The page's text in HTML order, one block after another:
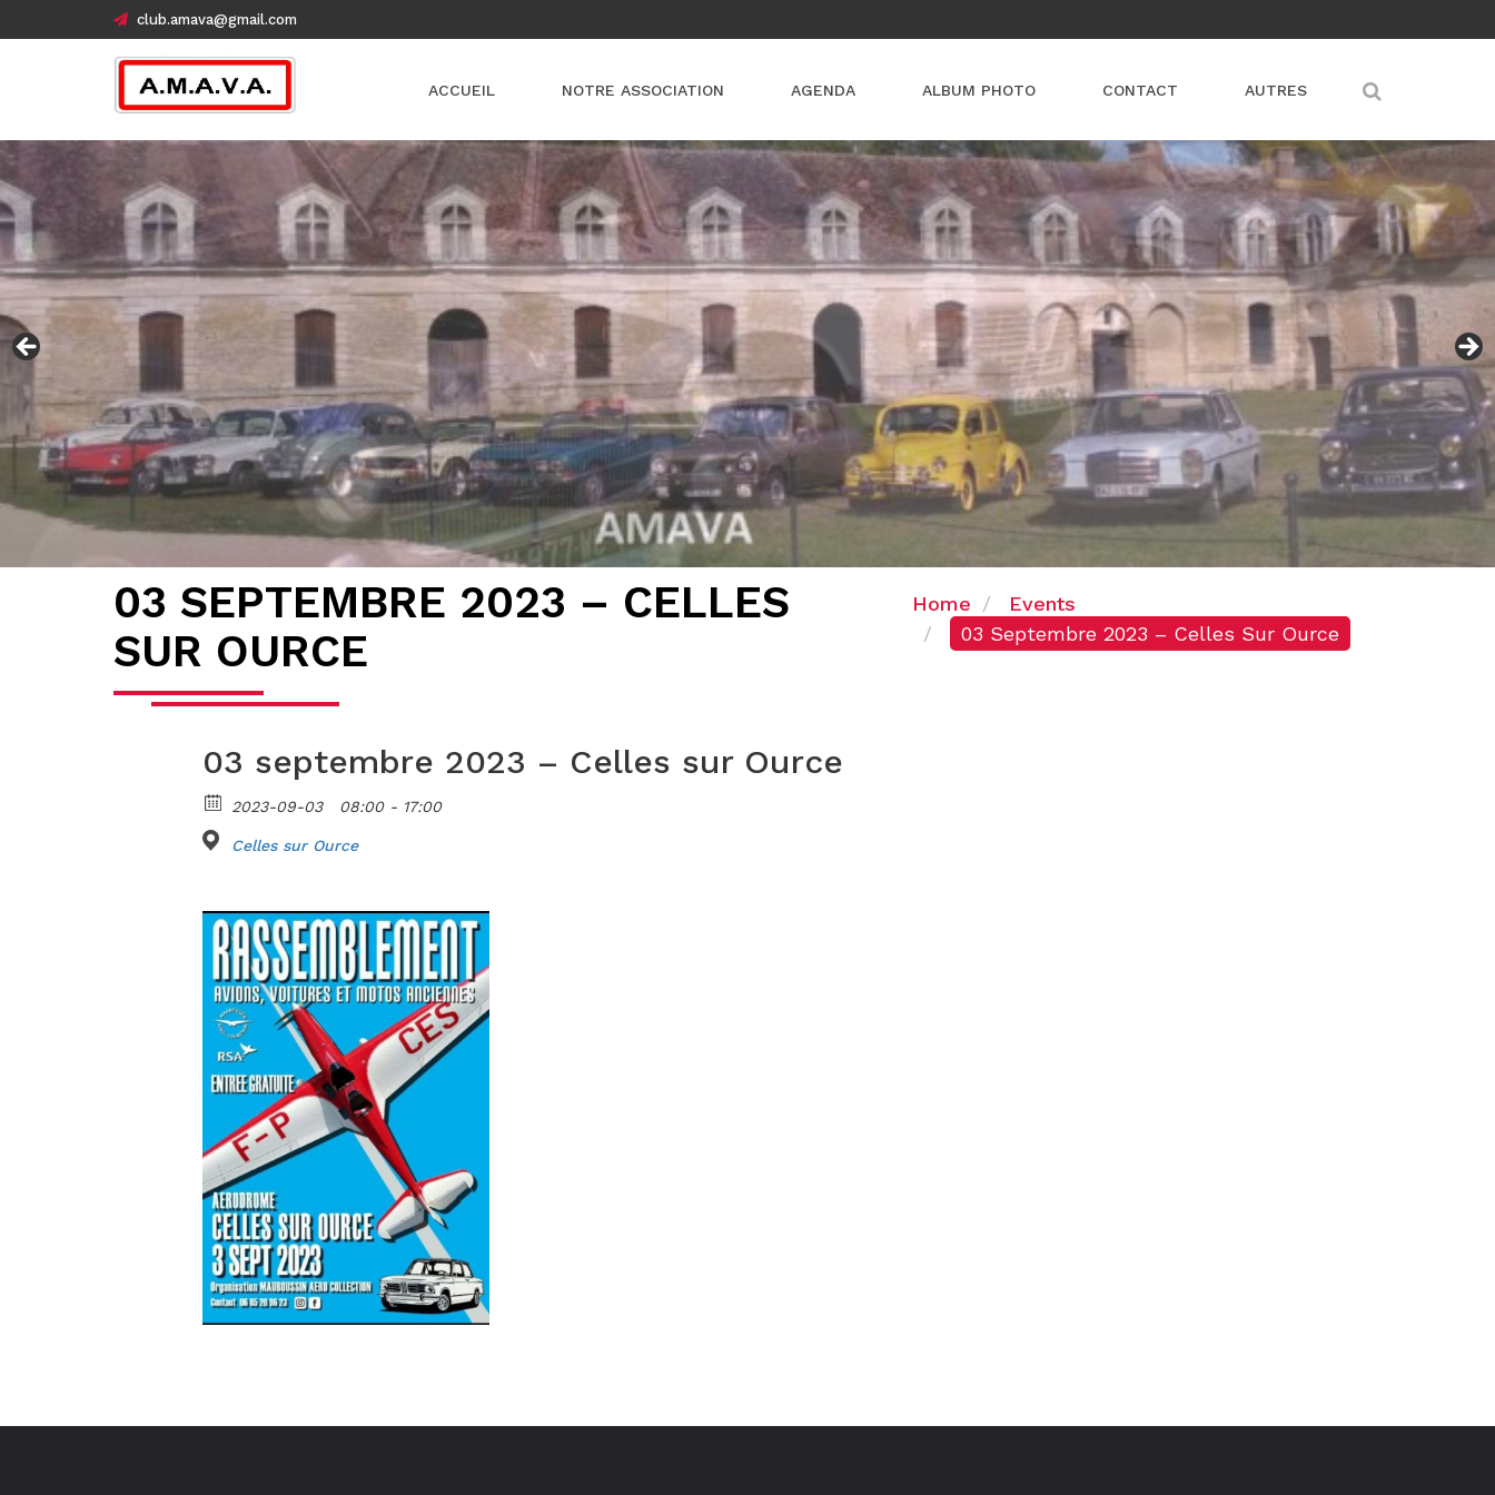
club.amava@gmail.com
ACCUEIL NOTRE ASSOCIATION AGENDA ALBUM PHOTO CONTACT AUTRES
03 SEPTEMBRE 2023 – CELLES
SUR OURCE
Home
Events
03 Septembre 2023 – Celles Sur Ource
03 septembre 2023 – Celles sur Ource
2023-09-03 08:00 - 17:00
Celles sur Ource